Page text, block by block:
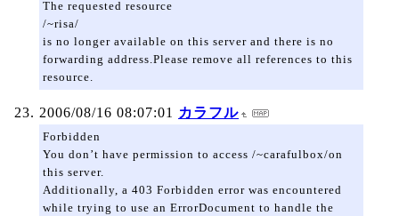
The requested resource
/~risa/
is no longer available on this server and there is no
forwarding address.Please remove all references to this
resource.
2006/08/16 08:07:01 カラフル
Forbidden
You don’t have permission to access /~carafulbox/on
this server.
Additionally, a 403 Forbidden error was encountered
while trying to use an ErrorDocument to handle the